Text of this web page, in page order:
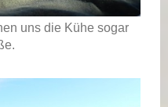
uns die Kühe sogar